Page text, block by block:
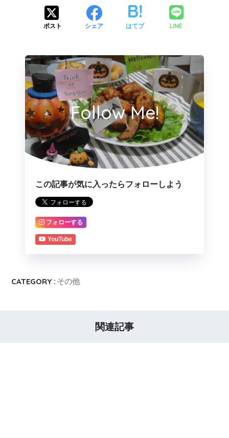
ポスト シェア はてブ LINE
Follow Me!
この記事が気に入ったらフォローしよう
フォローする
YouTube
CATEGORY : その他
関連記事